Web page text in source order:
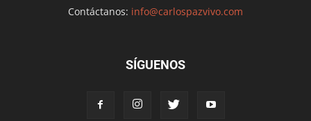
Contáctanos: info@carlospazvivo.com
SÍGUENOS